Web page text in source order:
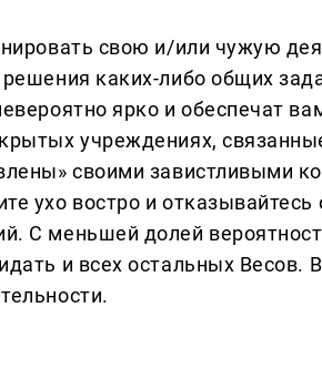
свою и/или чужую
каких-либо общих
ярко и обеспечат
учреждениях,
своими завистливыми
ухо востро и
С меньшей долей
и всех остальных Весов.